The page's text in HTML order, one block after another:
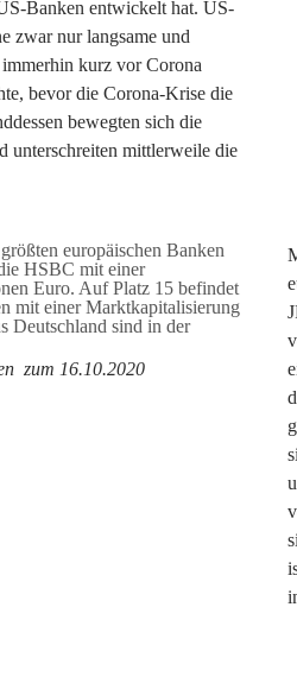
Banken entwickelt hat. US-
zwar nur langsame und
kurz vor Corona
bevor die Corona-Krise die
bewegten sich die
unterschreiten mittlerweile die
zum 16.10.2020